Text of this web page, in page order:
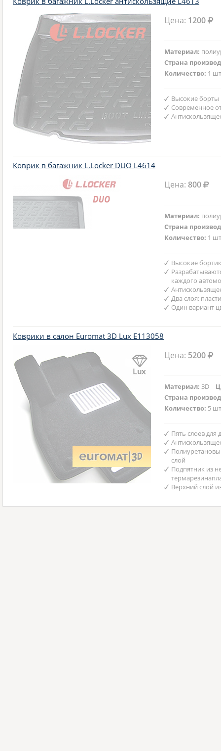
Цена: 1200
Материал:
Страна
Количество: 1
Высокие борты
Современное
Коврик в багажник L.Locker DUO L4614
Цена:800
Материал:
Страна
Количество: 1
Высокие
каждого
Два слоя:
Один вариант
Коврики в салон Euromat 3D Lux E113058
Цена: 5200
Материал:3D
Страна
Количество: 5
Пять слоев
слой
Подпятник из
Верхний слой